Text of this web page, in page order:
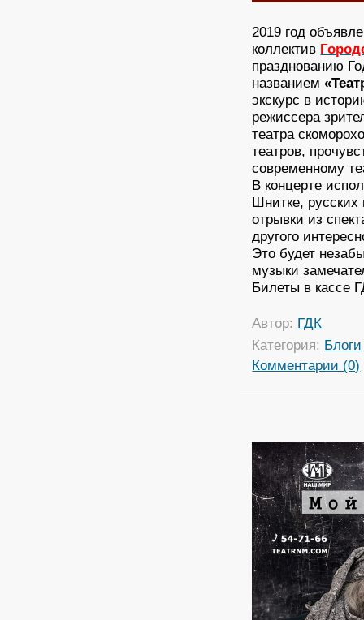
2019 год
коллектив
празднованию
названием
экскурс в
режиссера
театра
театров,
современному
В концерте
Шнитке, русских
отрывки из
другого
Это будет
музыки
Билеты в кассе
Автор: ГДК
Категория: Блоги
Комментарии (0)